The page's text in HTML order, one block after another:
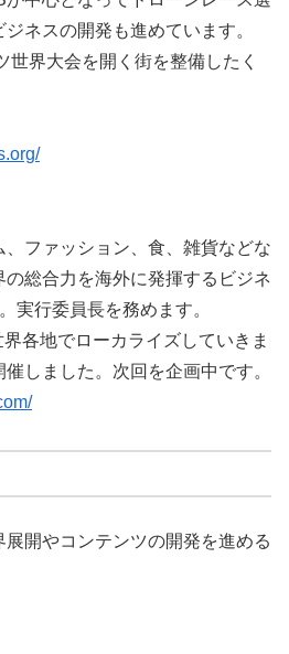
ネスの開発も進めています。
世界大会を開く街を整備したく
ファッション、食、雑貨などな
総合力を海外に発揮するビジネ
実行委員長を務めます。
各地でローカライズしていきま
しました。次回を企画中です。
開やコンテンツの開発を進める